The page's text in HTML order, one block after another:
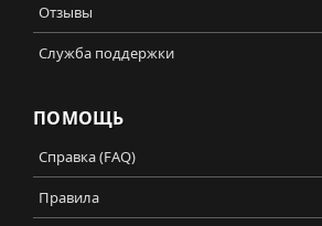
Отзывы
Служба поддержки
ПОМОЩЬ
Справка (FAQ)
Правила